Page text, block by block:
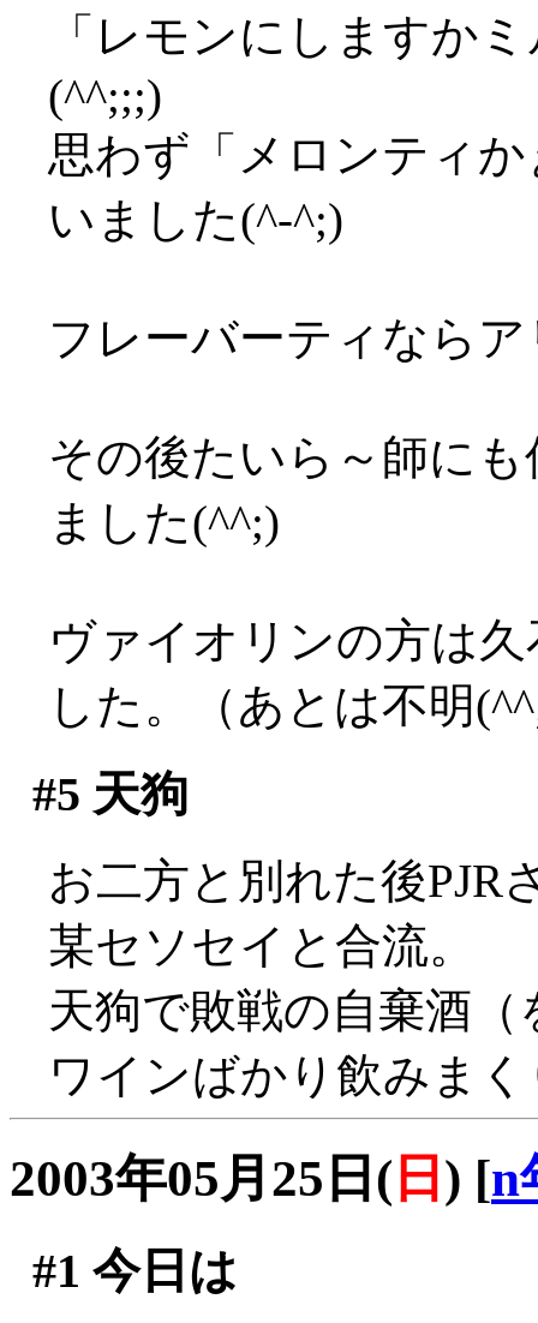
「レモンにしますか
(^^;;;)
思わず「メロンティ
いました(^-^;)
フレーバーティなら
その後たいら～師に
ました(^^;)
ヴァイオリンの方は
した。（あとは不明
#5 天狗
お二方と別れた後PJR
某セソセイと合流。
天狗で敗戦の自棄酒（
ワインばかり飲みま
2003年05月25日( 日 ) [n
#1 今日は